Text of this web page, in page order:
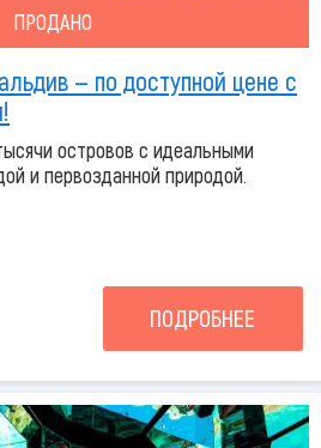
ПРОДАНО
— по доступной цене с
островов с идеальными
и первозданной природой.
ПОДРОБНЕЕ